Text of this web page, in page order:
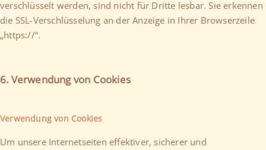
verschlüsselt werden, sind nicht für Dritte lesbar. Sie erkennen
die SSL-Verschlüsselung an der Anzeige in Ihrer Browserzeile
„https://“.
6. Verwendung von Cookies
Verwendung von Cookies
Um unsere Internetseiten effektiver, sicherer und